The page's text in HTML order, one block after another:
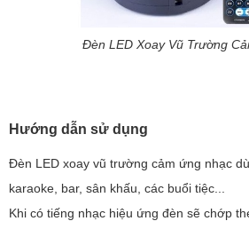
Đèn LED Xoay Vũ Trường
Hướng dẫn sử dụng
Đèn LED xoay vũ trường cảm ứng nhạc
karaoke, bar, sân khấu, các buổi tiệc...
Khi có tiếng nhạc hiệu ứng đèn sẽ chớp